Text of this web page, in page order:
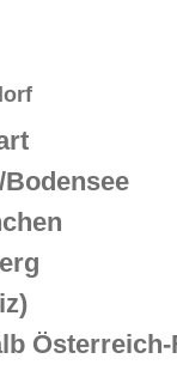
Bodensee